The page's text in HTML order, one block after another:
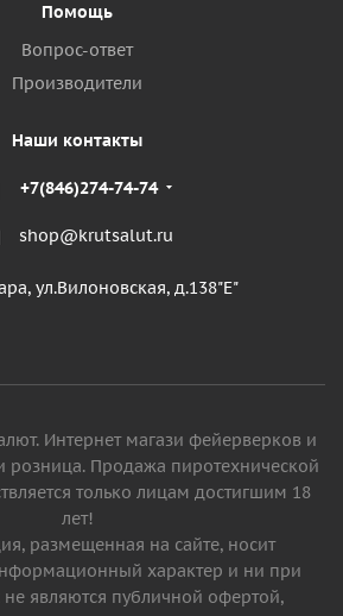
Помощь
Вопрос-ответ
Производители
Наши контакты
+7(846)274-74-74
shop@krutsalut.ru
ул.Вилоновская, д.138"Е"
Интернет магази фейерверков и
розница. Продажа пиротехнической
только лицам достигшим 18
лет!
размещенная на сайте, носит
характер и ни при
не являются публичной офертой,